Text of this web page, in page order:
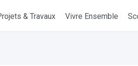
& Travaux Vivre Ensemble